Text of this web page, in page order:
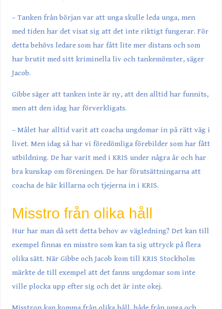
– Tanken från början var att unga skulle leda unga, men
med tiden har det visat sig att det inte riktigt fungerar. För
detta behövs ledare som har fått lite mer distans och som
har brutit med sitt kriminella liv och tankemönster, säger
Jacob.
Gibbe säger att tanken inte är ny, att den alltid har funnits,
men att den idag har förverkligats.
– Målet har alltid varit att coacha ungdomar in på rätt väg i
livet. Men idag så har vi föredömliga förebilder som har fått
utbildning. De har varit med i KRIS under några år och har
bra kunskap om föreningen. De har förutsättningarna att
coacha de här killarna och tjejerna in i KRIS.
Misstro från olika håll
Hur har man då sett detta behov av vägledning? Det kan till
exempel finnas en misstro som kan ta sig uttryck på flera
olika sätt. När Gibbe och Jacob kom till KRIS Stockholm
märkte de till exempel att det fanns ungdomar som inte
ville plocka upp efter sig och det är inte okej.